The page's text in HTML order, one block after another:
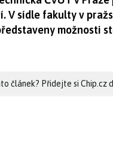
V sídle fakulty v
možnosti
článek? Přidejte si Chip.cz